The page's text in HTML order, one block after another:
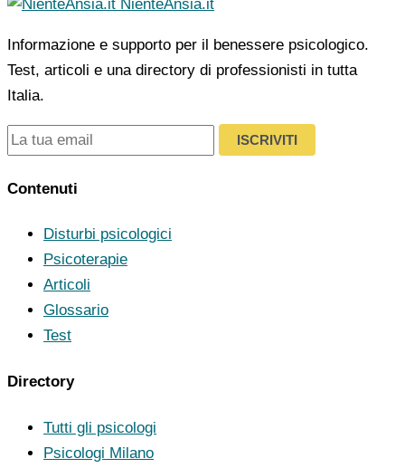
NienteAnsia.it
Informazione e supporto per il benessere psicologico.
Test, articoli e una directory di professionisti in tutta
Italia.
ISCRIVITI
Contenuti
Disturbi psicologici
Psicoterapie
Articoli
Glossario
Test
Directory
Tutti gli psicologi
Psicologi Milano